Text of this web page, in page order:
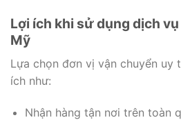
Lợi ích khi sử dụng dịch
Mỹ
Lựa chọn đơn vị vận chuyển uy
ích như:
Nhận hàng tận nơi trên toàn